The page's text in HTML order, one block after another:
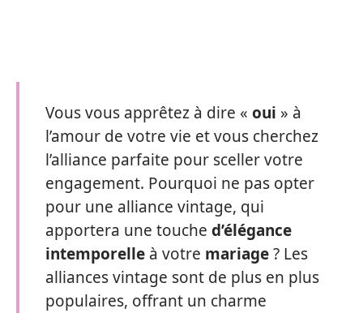
Vous vous apprêtez à dire « oui » à
l’amour de votre vie et vous cherchez
l’alliance parfaite pour sceller votre
engagement. Pourquoi ne pas opter
pour une alliance vintage, qui
apportera une touche d’élégance
intemporelle à votre mariage? Les
alliances vintage sont de plus en plus
populaires, offrant un charme